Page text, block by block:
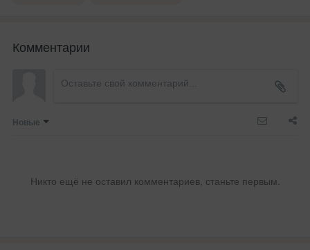
Комментарии
Новые
Никто ещё не оставил комментариев, станьте первым.